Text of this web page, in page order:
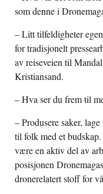
som denne i
– Litt tilfeldigheter
for tradisjonelt
av reiseveien til
Kristiansand.
– Hva ser du frem til
– Produsere saker,
til folk med et
være en aktiv del av
posisjonen
dronerelatert stoff for